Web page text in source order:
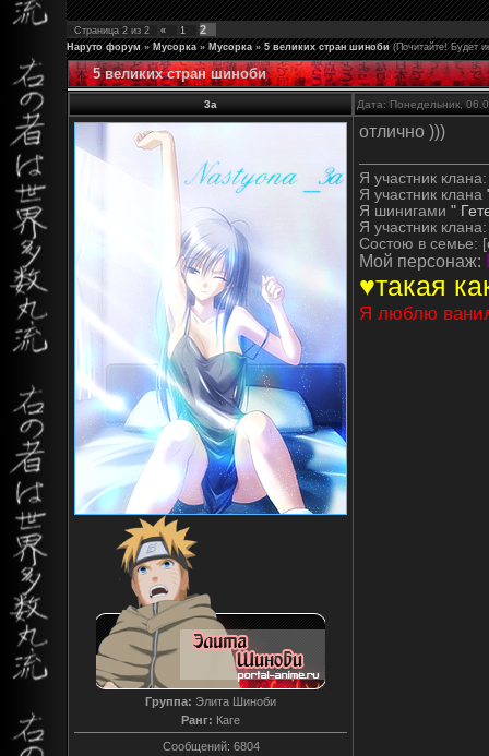
Страница 2 из 2 « 1 2
Наруто форум » Мусорка » Мусорка » 5 великих стран шиноби (Почитайте! Будет
5 великих стран шиноби
3a Дата: Понедельник,
Группа: Элита Шиноби
Ранг: Каге
Сообщений: 6804
отлично )))
Я участник
Я участник клана
Я шинигами "
Я участник клана:
Состою в семье:
Mой персонаж:
♥такая
Я люблю